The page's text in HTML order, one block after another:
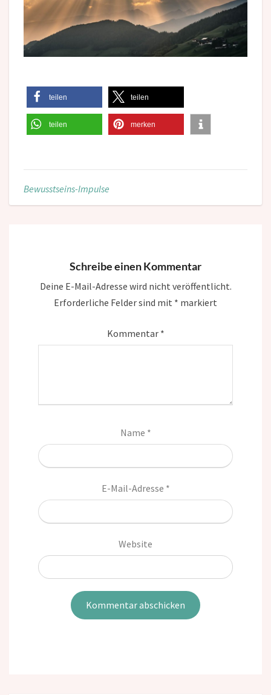
teilen teilen
teilen merken
Bewusstseins-Impulse
Schreibe einen Kommentar
Deine E-Mail-Adresse wird nicht veröffentlicht.
Erforderliche Felder sind mit * markiert
Kommentar *
Name *
E-Mail-Adresse *
Website